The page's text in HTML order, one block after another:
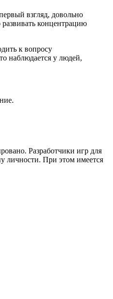
взгляд, довольно
концентрацию
к вопросу
наблюдается у людей,
Разработчики игр для
личности. При этом имеется